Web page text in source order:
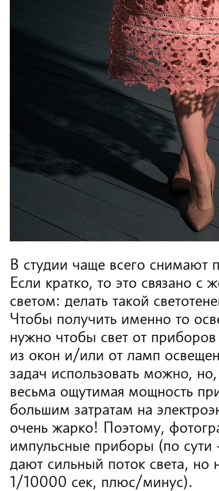
В студии чаще всего снимают
Если кратко, то это связано с
светом: делать такой
Чтобы получить именно то
нужно чтобы свет от
из окон и/или от ламп
задач использовать можно, но,
весьма ощутимая мощность
большим затратам на
очень жарко! Поэтому,
импульсные приборы (по
дают сильный поток света, но
1/10000 сек, плюс/минус).